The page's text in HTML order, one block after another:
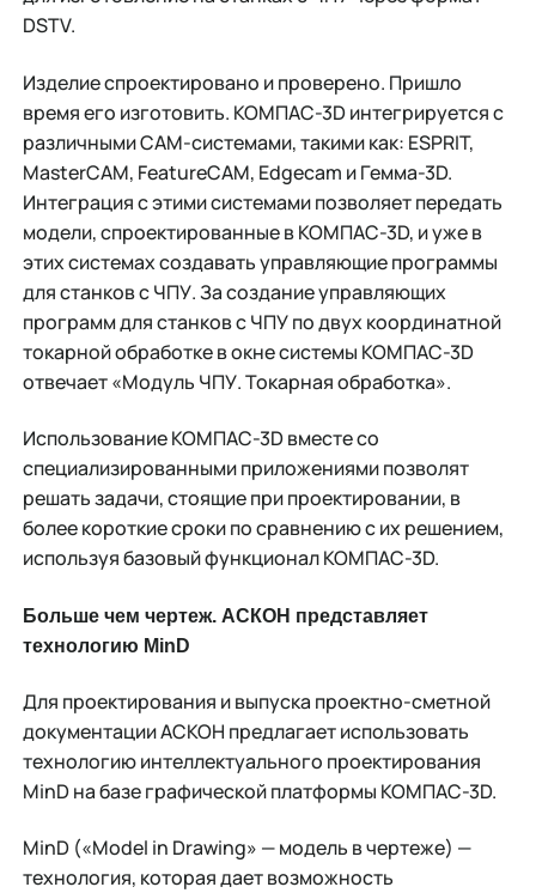
DSTV.
Изделие спроектировано и проверено. Пришло
время его изготовить. КОМПАС-3D интегрируется с
различными CAM-системами, такими как: ESPRIT,
MasterCAM, FeatureCAM, Edgecam и Гемма-3D.
Интеграция с этими системами позволяет передать
модели, спроектированные в КОМПАС-3D, и уже в
этих системах создавать управляющие программы
для станков с ЧПУ. За создание управляющих
программ для станков с ЧПУ по двух координатной
токарной обработке в окне системы КОМПАС-3D
отвечает «Модуль ЧПУ. Токарная обработка».
Использование КОМПАС-3D вместе со
специализированными приложениями позволят
решать задачи, стоящие при проектировании, в
более короткие сроки по сравнению с их решением,
используя базовый функционал КОМПАС-3D.
Больше чем чертеж. АСКОН представляет
технологию MinD
Для проектирования и выпуска проектно-сметной
документации АСКОН предлагает использовать
технологию интеллектуального проектирования
MinD на базе графической платформы КОМПАС-3D.
MinD («Model in Drawing» — модель в чертеже) —
технология, которая дает возможность